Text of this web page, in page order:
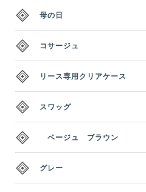
母の日
コサージュ
リース専用クリアケース
スワッグ
ベージュ ブラウン
グレー